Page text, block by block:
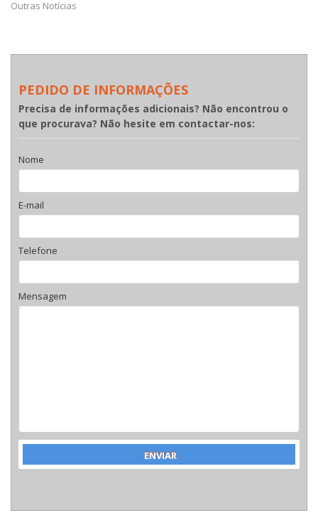
Outras Notícias
PEDIDO DE INFORMAÇÕES
Precisa de informações adicionais? Não encontrou o
que procurava? Não hesite em contactar-nos:
Nome
E-mail
Telefone
Mensagem